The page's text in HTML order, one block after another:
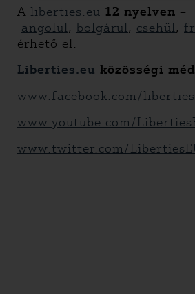
A liberties.eu 12 nyelven –
angolul, bolgárul, csehül,
érhető el.
Liberties.eu közösségi
www.facebook.com/
www.youtube.com/
www.twitter.com/